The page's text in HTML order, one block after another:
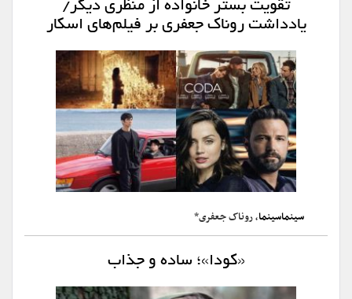
تقویت بستر خانواده از منظری دیگر/
یادداشت روناک جعفری بر فیلم‌های اسکار
سینماسینما، روناک جعفری*
«کودا»؛ ساده و جذاب